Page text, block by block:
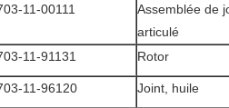
11-00111
Assemblée de
articulé
11-91131
Rotor
11-96120 Joint, huile